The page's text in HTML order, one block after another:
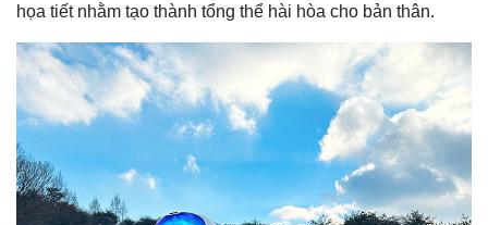
họa tiết nhằm tạo thành tổng thể hài hòa cho bản thân.